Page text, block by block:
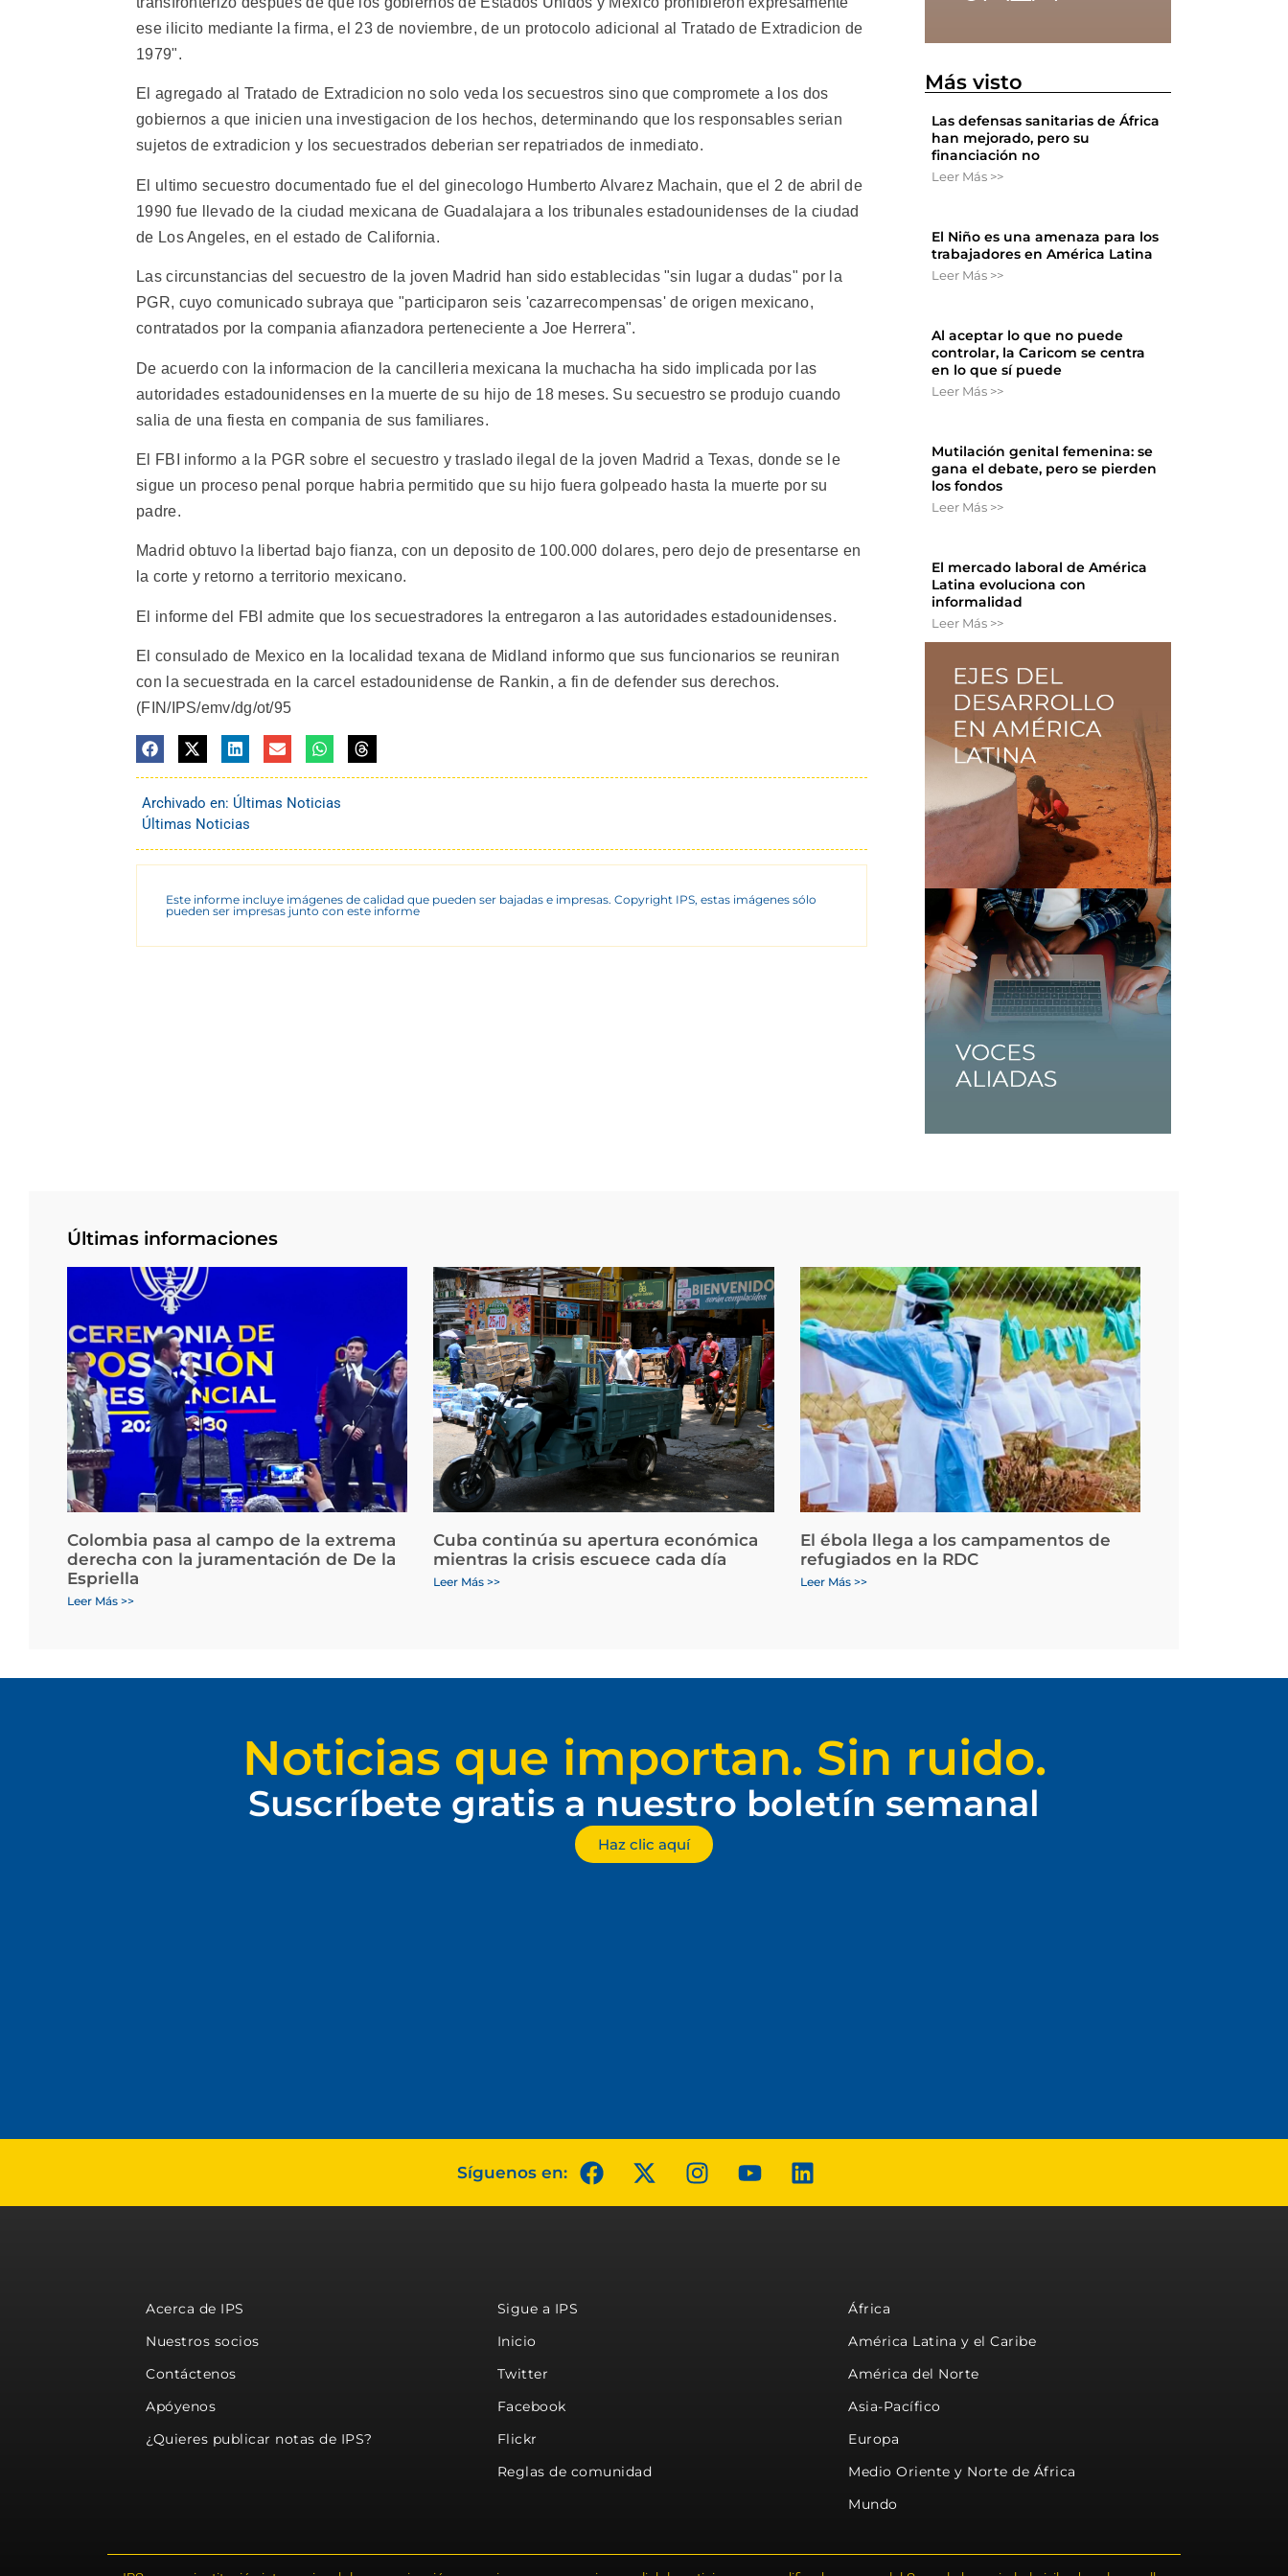
ese ilicito mediante la firma, el 23 de noviembre, de un protocolo adicional al Tratado de Extradicion de
1979".
El agregado al Tratado de Extradicion no solo veda los secuestros sino que compromete a los dos
gobiernos a que inicien una investigacion de los hechos, determinando que los responsables serian
sujetos de extradicion y los secuestrados deberian ser repatriados de inmediato.
El ultimo secuestro documentado fue el del ginecologo Humberto Alvarez Machain, que el 2 de abril de
1990 fue llevado de la ciudad mexicana de Guadalajara a los tribunales estadounidenses de la ciudad
de Los Angeles, en el estado de California.
Las circunstancias del secuestro de la joven Madrid han sido establecidas "sin lugar a dudas" por la
PGR, cuyo comunicado subraya que "participaron seis 'cazarrecompensas' de origen mexicano,
contratados por la compania afianzadora perteneciente a Joe Herrera".
De acuerdo con la informacion de la cancilleria mexicana la muchacha ha sido implicada por las
autoridades estadounidenses en la muerte de su hijo de 18 meses. Su secuestro se produjo cuando
salia de una fiesta en compania de sus familiares.
El FBI informo a la PGR sobre el secuestro y traslado ilegal de la joven Madrid a Texas, donde se le
sigue un proceso penal porque habria permitido que su hijo fuera golpeado hasta la muerte por su
padre.
Madrid obtuvo la libertad bajo fianza, con un deposito de 100.000 dolares, pero dejo de presentarse en
la corte y retorno a territorio mexicano.
El informe del FBI admite que los secuestradores la entregaron a las autoridades estadounidenses.
El consulado de Mexico en la localidad texana de Midland informo que sus funcionarios se reuniran
con la secuestrada en la carcel estadounidense de Rankin, a fin de defender sus derechos.
(FIN/IPS/emv/dg/ot/95
Archivado en: Últimas Noticias
Últimas Noticias
Este informe incluye imágenes de calidad que pueden ser bajadas e impresas. Copyright IPS, estas imágenes sólo
pueden ser impresas junto con este informe
Más visto
Las defensas sanitarias de África
han mejorado, pero su
financiación no
Leer Más >>
El Niño es una amenaza para los
trabajadores en América Latina
Leer Más >>
Al aceptar lo que no puede
controlar, la Caricom se centra
en lo que sí puede
Leer Más >>
Mutilación genital femenina: se
gana el debate, pero se pierden
los fondos
Leer Más >>
El mercado laboral de América
Latina evoluciona con
informalidad
Leer Más >>
Últimas informaciones
Colombia pasa al campo de la extrema
derecha con la juramentación de De la
Espriella
Leer Más >>
Cuba continúa su apertura económica
mientras la crisis escuece cada día
Leer Más >>
El ébola llega a los campamentos de
refugiados en la RDC
Leer Más >>
Noticias que importan. Sin ruido.
Suscríbete gratis a nuestro boletín semanal
Haz clic aquí
Síguenos en:
Acerca de IPS
Nuestros socios
Contáctenos
Apóyenos
¿Quieres publicar notas de IPS?
Sigue a IPS
Inicio
Twitter
Facebook
Flickr
Reglas de comunidad
África
América Latina y el Caribe
América del Norte
Asia-Pacífico
Europa
Medio Oriente y Norte de África
Mundo